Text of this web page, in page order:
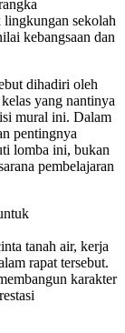
lingkungan sekolah
kebangsaan dan
dihadiri oleh
yang nantinya
mural ini. Dalam
pentingnya
lomba ini, bukan
pembelajaran
tanah air, kerja
rapat tersebut.
karakter